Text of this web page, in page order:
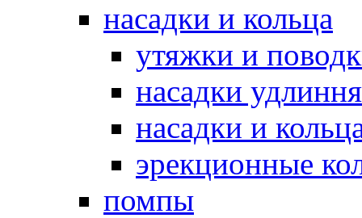
насадки и кольца
утяжки и
насадки
насадки и
эрекционные
помпы